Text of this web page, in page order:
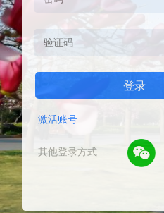
激活账号
其他登录方式